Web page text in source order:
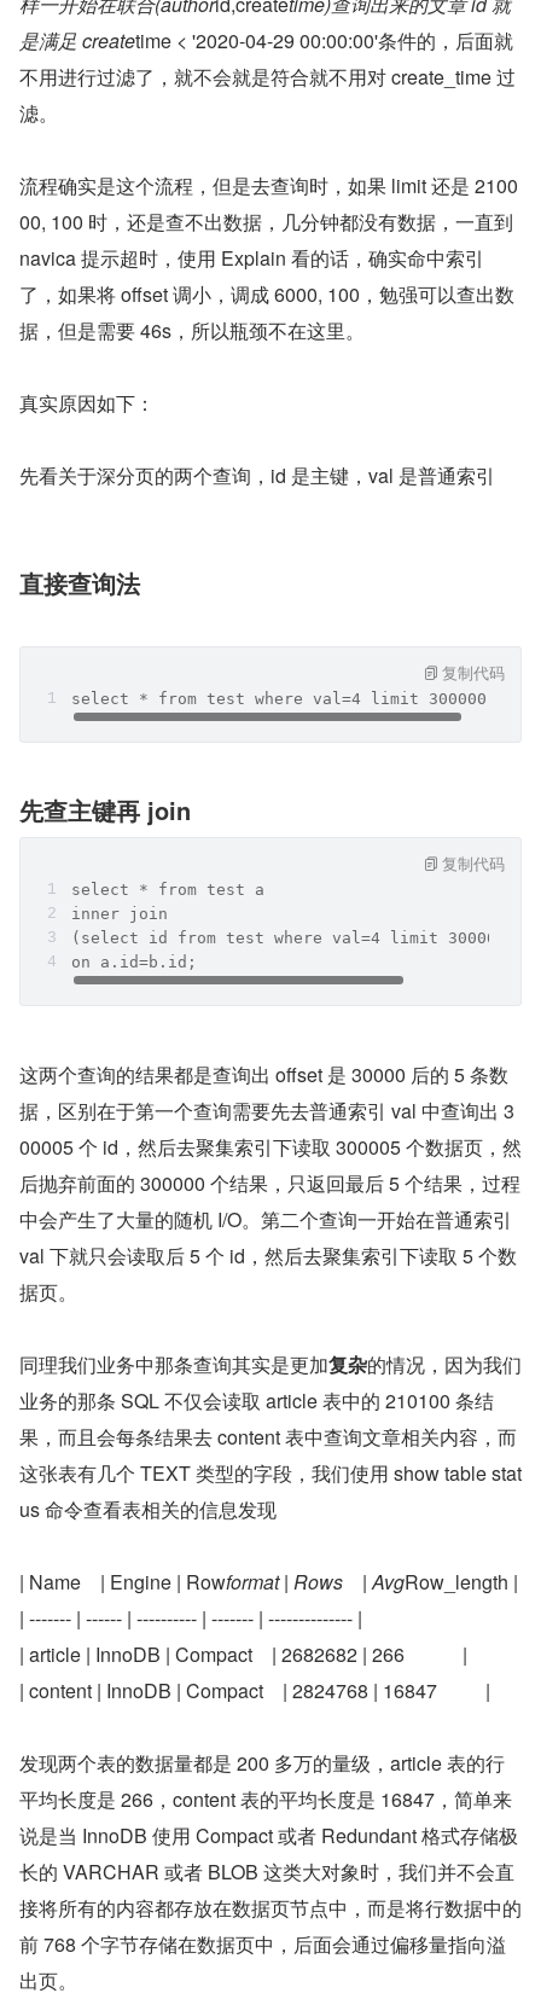
是满足 createtime < '2020-04-29 00:00:00'条件的，后面就
不用进行过滤了，就不会就是符合就不用对 create_time 过
滤。
流程确实是这个流程，但是去查询时，如果 limit 还是 2100
00, 100 时，还是查不出数据，几分钟都没有数据，一直到
navica 提示超时，使用 Explain 看的话，确实命中索引
了，如果将 offset 调小，调成 6000, 100，勉强可以查出数
据，但是需要 46s，所以瓶颈不在这里。
真实原因如下：
先看关于深分页的两个查询，id 是主键，val 是普通索引
直接查询法
select * from test where val=4 limit 300000,5;
复制代码
先查主键再 join
select * from test a
inner join
(select id from test where val=4 limit
on a.id=b.id;
复制代码
这两个查询的结果都是查询出 offset 是 30000 后的 5 条数
据，区别在于第一个查询需要先去普通索引 val 中查询出 3
00005 个 id，然后去聚集索引下读取 300005 个数据页，然
后抛弃前面的 300000 个结果，只返回最后 5 个结果，过程
中会产生了大量的随机 I/O。第二个查询一开始在普通索引
val 下就只会读取后 5 个 id，然后去聚集索引下读取 5 个数
据页。
同理我们业务中那条查询其实是更加复杂的情况，因为我们
业务的那条 SQL 不仅会读取 article 表中的 210100 条结
果，而且会每条结果去 content 表中查询文章相关内容，而
这张表有几个 TEXT 类型的字段，我们使用 show table stat
us 命令查看表相关的信息发现
| Name    | Engine | Rowformat | Rows    | AvgRow_length |
| ------- | ------ | ---------- | ------- | -------------- |
| article | InnoDB | Compact    | 2682682 | 266            |
| content | InnoDB | Compact    | 2824768 | 16847          |
发现两个表的数据量都是 200 多万的量级，article 表的行
平均长度是 266，content 表的平均长度是 16847，简单来
说是当 InnoDB 使用 Compact 或者 Redundant 格式存储极
长的 VARCHAR 或者 BLOB 这类大对象时，我们并不会直
接将所有的内容都存放在数据页节点中，而是将行数据中的
前 768 个字节存储在数据页中，后面会通过偏移量指向溢
出页。